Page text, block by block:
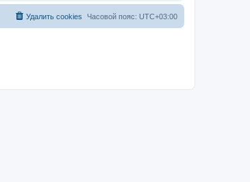
Часовой пояс: UTC+03:00
Удалить cookies